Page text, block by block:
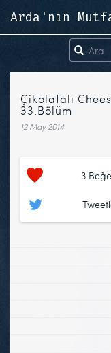
Arda'nın
Çikolatalı
33.Bölüm
12 May 2014
3